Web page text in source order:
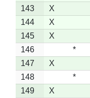
143
X
144
X
145
X
146
*
147
X
148
*
149
X